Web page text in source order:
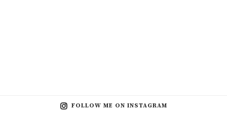
FOLLOW ME ON INSTAGRAM